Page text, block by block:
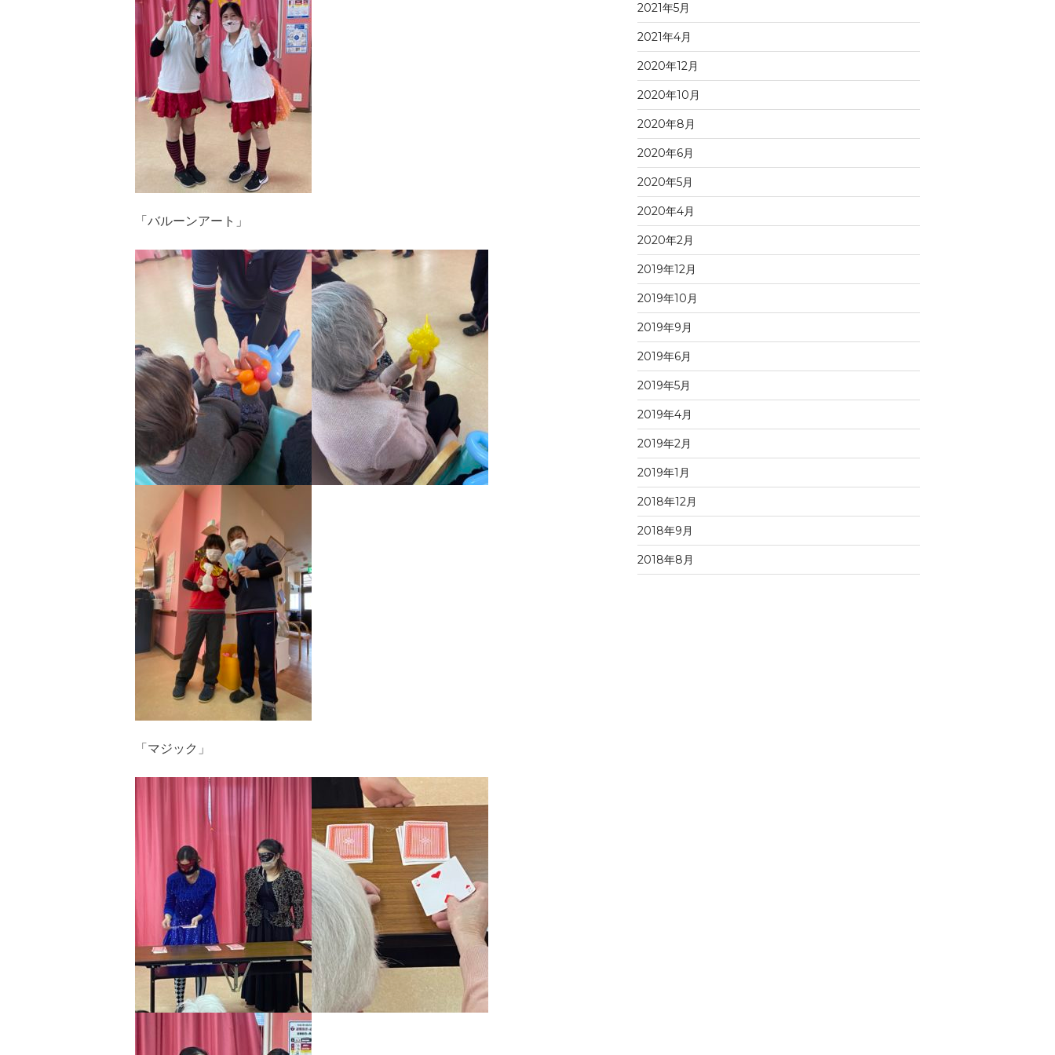
「バルーンアート」
「マジック」
2021年5月
2021年4月
2020年12月
2020年10月
2020年8月
2020年6月
2020年5月
2020年4月
2020年2月
2019年12月
2019年10月
2019年9月
2019年6月
2019年5月
2019年4月
2019年2月
2019年1月
2018年12月
2018年9月
2018年8月